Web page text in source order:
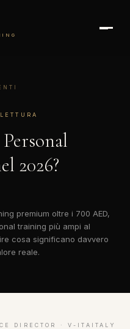
Personal
2026?
premium oltre i 700 AED,
training più ampi al
cosa significano davvero
reale.
DIRECTOR · V-ITAITALY